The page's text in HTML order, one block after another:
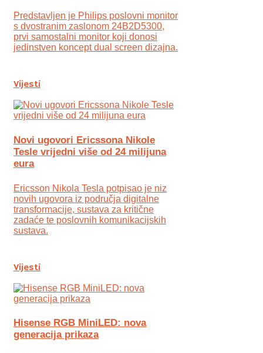
Predstavljen je Philips poslovni monitor
s dvostranim zaslonom 24B2D5300,
prvi samostalni monitor koji donosi
jedinstven koncept dual screen dizajna.
Vijesti
Novi ugovori Ericssona Nikole
Tesle vrijedni više od 24 milijuna
eura
Ericsson Nikola Tesla potpisao je niz
novih ugovora iz područja digitalne
transformacije, sustava za kritične
zadaće te poslovnih komunikacijskih
sustava.
Vijesti
Hisense RGB MiniLED: nova
generacija prikaza